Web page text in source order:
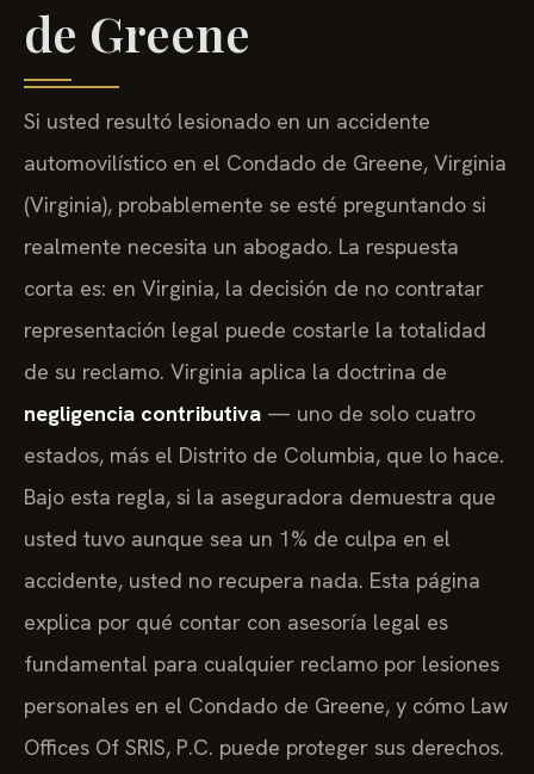
de Greene
Si usted resultó lesionado en un accidente
automovilístico en el Condado de Greene, Virginia
(Virginia), probablemente se esté preguntando si
realmente necesita un abogado. La respuesta
corta es: en Virginia, la decisión de no contratar
representación legal puede costarle la totalidad
de su reclamo. Virginia aplica la doctrina de
negligencia contributiva — uno de solo cuatro
estados, más el Distrito de Columbia, que lo hace.
Bajo esta regla, si la aseguradora demuestra que
usted tuvo aunque sea un 1% de culpa en el
accidente, usted no recupera nada. Esta página
explica por qué contar con asesoría legal es
fundamental para cualquier reclamo por lesiones
personales en el Condado de Greene, y cómo Law
Offices Of SRIS, P.C. puede proteger sus derechos.